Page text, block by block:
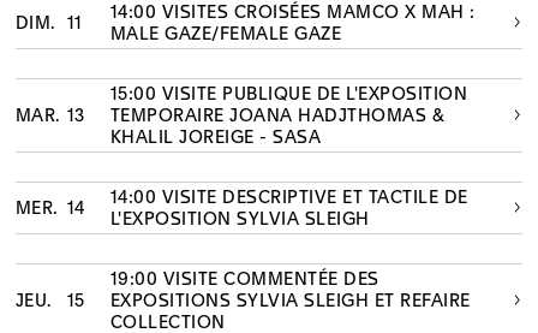
DIM. 11
14:00 VISITES CROISÉES MAMCO X MAH :
MALE GAZE/FEMALE GAZE
MAR. 13
15:00 VISITE PUBLIQUE DE L'EXPOSITION
TEMPORAIRE JOANA HADJTHOMAS &
KHALIL JOREIGE - SASA
MER. 14
14:00 VISITE DESCRIPTIVE ET TACTILE DE
L'EXPOSITION SYLVIA SLEIGH
JEU. 15
19:00 VISITE COMMENTÉE DES
EXPOSITIONS SYLVIA SLEIGH ET REFAIRE
COLLECTION